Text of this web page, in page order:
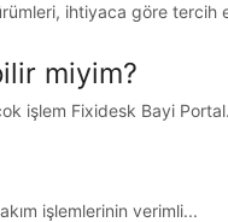
ihtiyaca göre tercih
miyim?
işlem Fixidesk Bayi
işlemlerinin verimli...